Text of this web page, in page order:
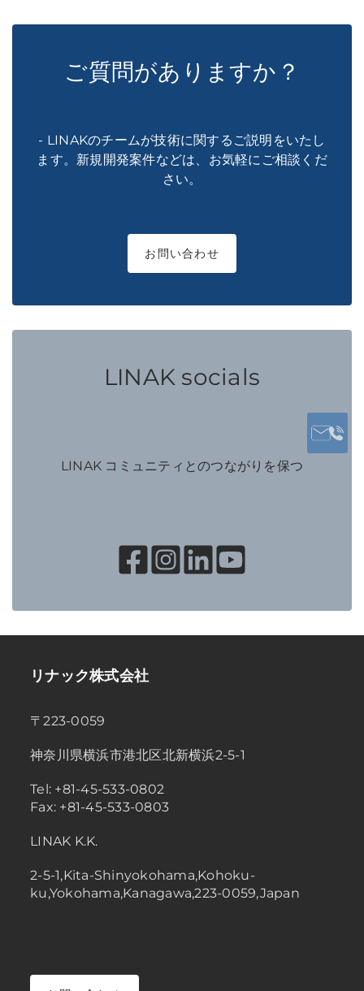
ご質問がありますか？
- LINAKのチームが技術に関するご説明をいたし
ます。新規開発案件などは、お気軽にご相談くだ
さい。
お問い合わせ
LINAK socials
LINAK コミュニティとのつながりを保つ
リナック株式会社
〒223-0059
神奈川県横浜市港北区北新横浜2-5-1
Tel: +81-45-533-0802
Fax: +81-45-533-0803
LINAK K.K.
2-5-1,Kita-Shinyokohama,Kohoku-
ku,Yokohama,Kanagawa,223-0059,Japan